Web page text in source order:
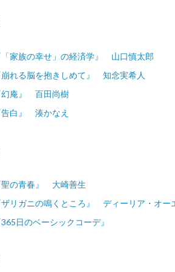
「家族の幸せ」の経済学』 山口慎太郎
崩れる脳を抱きしめて』 知念実希人
幻庵』 百田尚樹
告白』 湊かなえ
聖の青春』 大崎善生
ザリガニの鳴くところ』 ディーリア・オー
365日のベーシックコーデ』